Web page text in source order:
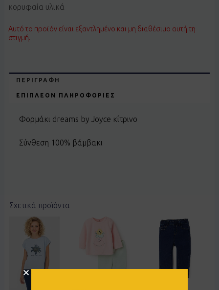
κορυφαία υλικά
Αυτό το προϊόν είναι εξαντλημένο και μη διαθέσιμο αυτή τη
στιγμή.
ΠΕΡΙΓΡΑΦΉ
ΕΠΙΠΛΈΟΝ ΠΛΗΡΟΦΟΡΊΕΣ
Φορμάκι dreams by Joyce κίτρινο
Σύνθεση 100% βάμβακι
Σχετικά προϊόντα